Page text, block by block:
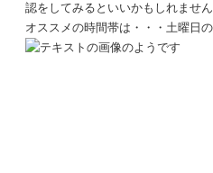
認をしてみるといいかもしれませ
オススメの時間帯は・・・土曜日